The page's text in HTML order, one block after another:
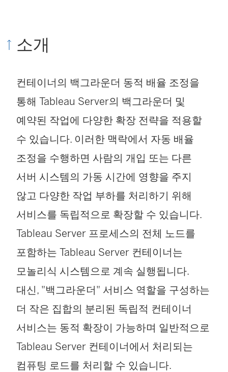
소개
컨테이너의 백그라운더 동적 배율 조정을
통해 Tableau Server의 백그라운더 및
예약된 작업에 다양한 확장 전략을 적용할
수 있습니다. 이러한 맥락에서 자동 배율
조정을 수행하면 사람의 개입 또는 다른
서버 시스템의 가동 시간에 영향을 주지
않고 다양한 작업 부하를 처리하기 위해
서비스를 독립적으로 확장할 수 있습니다.
Tableau Server 프로세스의 전체 노드를
포함하는 Tableau Server 컨테이너는
모놀리식 시스템으로 계속 실행됩니다.
대신, "백그라운더" 서비스 역할을 구성하는
더 작은 집합의 분리된 독립적 컨테이너
서비스는 동적 확장이 가능하며 일반적으로
Tableau Server 컨테이너에서 처리되는
컴퓨팅 로드를 처리할 수 있습니다.